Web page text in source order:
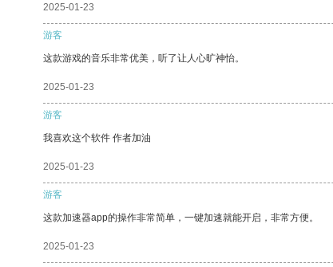
2025-01-23
游客
这款游戏的音乐非常优美，听了让人心旷神怡。
2025-01-23
游客
我喜欢这个软件 作者加油
2025-01-23
游客
这款加速器app的操作非常简单，一键加速就能开启，非常方便。
2025-01-23